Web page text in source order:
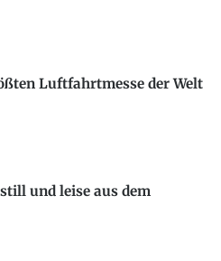
Luftfahrtmesse der Welt
und leise aus dem